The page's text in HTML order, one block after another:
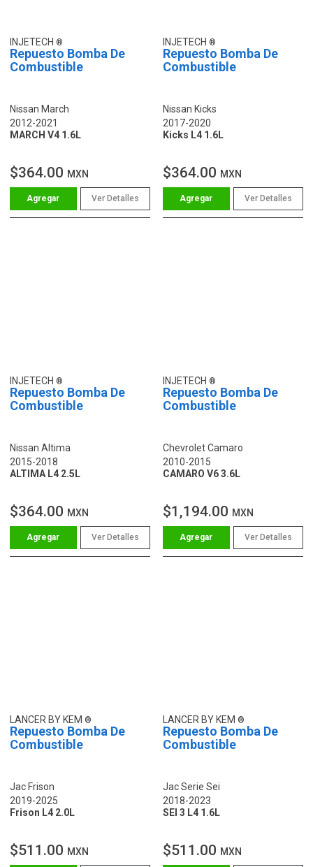
INJETECH
Repuesto Bomba De
Combustible
Nissan March
2012-2021
MARCH V4 1.6L
$364.00 MXN
Ver Detalles
INJETECH
Repuesto Bomba De
Combustible
Nissan Kicks
2017-2020
Kicks L4 1.6L
$364.00 MXN
Ver Detalles
INJETECH
Repuesto Bomba De
Combustible
Nissan Altima
2015-2018
ALTIMA L4 2.5L
$364.00 MXN
Ver Detalles
INJETECH
Repuesto Bomba De
Combustible
Chevrolet Camaro
2010-2015
CAMARO V6 3.6L
$1,194.00 MXN
Ver Detalles
LANCER BY KEM
Repuesto Bomba De
Combustible
Jac Frison
2019-2025
Frison L4 2.0L
$511.00 MXN
LANCER BY KEM
Repuesto Bomba De
Combustible
Jac Serie Sei
2018-2023
SEI 3 L4 1.6L
$511.00 MXN